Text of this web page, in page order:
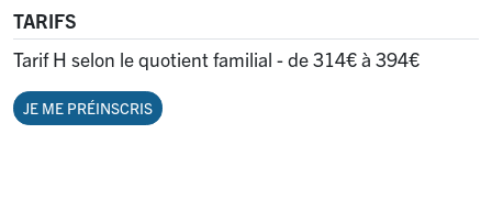
TARIFS
Tarif H selon le quotient familial - de 314€ à 394€
JE ME PRÉINSCRIS